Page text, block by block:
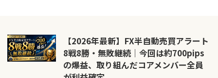
【2026年最新】FX半自動売買アラート
8戦8勝・無敗継続｜今回は約700pips
の爆益、取り組んだコアメンバー全員